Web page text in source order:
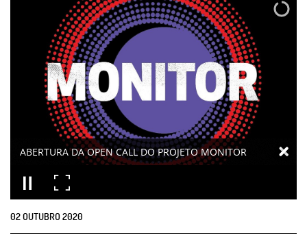
ABERTURA DA OPEN CALL DO PROJETO MONITOR
02OUTUBRO2020